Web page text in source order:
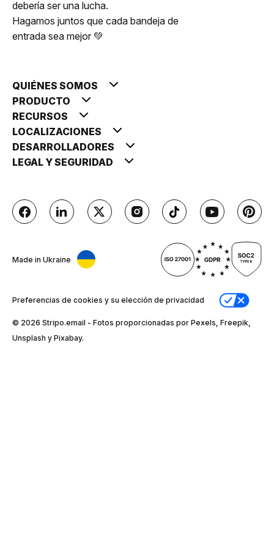
debería ser una lucha.
Hagamos juntos que cada bandeja de
entrada sea mejor 💚
QUIÉNES SOMOS
PRODUCTO
RECURSOS
LOCALIZACIONES
DESARROLLADORES
LEGAL Y SEGURIDAD
Made in Ukraine
Preferencias de cookies y su elección de privacidad
© 2026 Stripо.email - Fotos proporcionadas por Pexels, Freepik,
Unsplash y Pixabay.